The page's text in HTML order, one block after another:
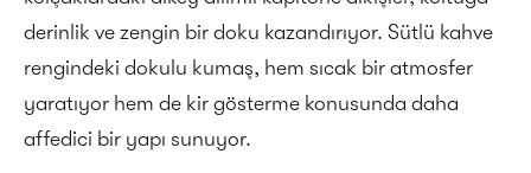
derinlik ve zengin bir doku kazandırıyor. Sütlü kahve
rengindeki dokulu kumaş, hem sıcak bir atmosfer
yaratıyor hem de kir gösterme konusunda daha
affedici bir yapı sunuyor.